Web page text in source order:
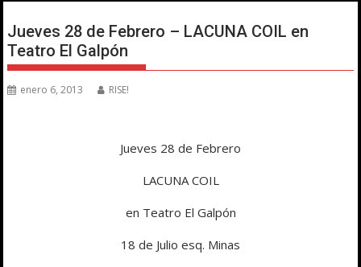
Jueves 28 de Febrero – LACUNA COIL en
Teatro El Galpón
enero 6, 2013 RISE!
Jueves 28 de Febrero
LACUNA COIL
en Teatro El Galpón
18 de Julio esq. Minas